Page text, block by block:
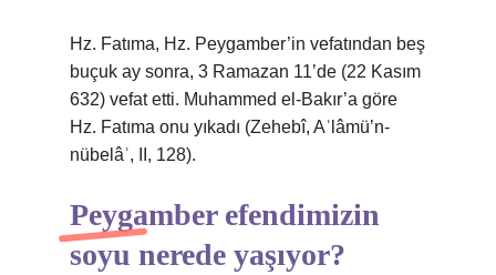
Hz. Fatıma, Hz. Peygamber’in vefatından beş
buçuk ay sonra, 3 Ramazan 11’de (22 Kasım
632) vefat etti. Muhammed el-Bakır’a göre
Hz. Fatıma onu yıkadı (Zehebî, Aʿlâmü’n-
nübelâʾ, II, 128).
Peygamber efendimizin
soyu nerede yaşıyor?